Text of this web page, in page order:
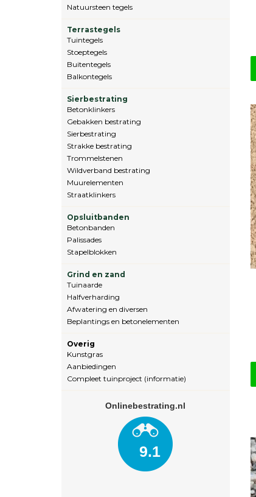
Natuursteen tegels
Terrastegels
Tuintegels
Stoeptegels
Buitentegels
Balkontegels
Sierbestrating
Betonklinkers
Gebakken bestrating
Sierbestrating
Strakke bestrating
Trommelstenen
Wildverband bestrating
Muurelementen
Straatklinkers
Opsluitbanden
Betonbanden
Palissades
Stapelblokken
Grind en zand
Tuinaarde
Halfverharding
Afwatering en diversen
Beplantings en betonelementen
Overig
Kunstgras
Aanbiedingen
Compleet tuinproject (informatie)
Onlinebestrating.nl
9.1